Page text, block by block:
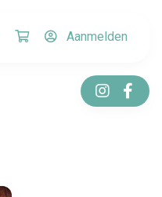
Aanmelden